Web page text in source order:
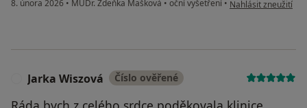
8. února 2026 • MUDr. Zdeňka Mašková • oční vyšetření • Nahlásit zneužití
Jarka Wiszová Číslo ověřené